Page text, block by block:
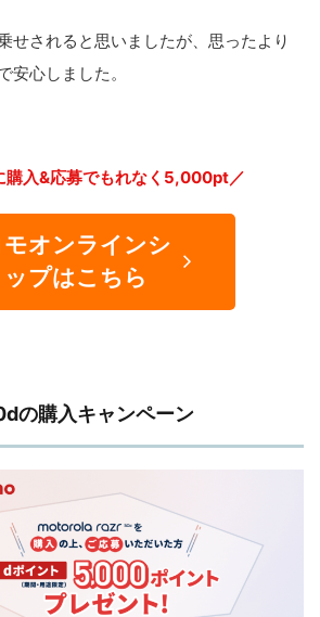
せされると思いましたが、思ったより
安心しました。
購入&応募でもれなく5,000pt／
モオンラインシ
ップはこちら
の購入キャンペーン